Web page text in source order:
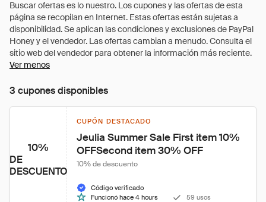
Ver menos
3 cupones disponibles
10%
DE
DESCUENTO
CUPÓN DESTACADO
Jeulia Summer Sale First item 10%
OFFSecond item 30% OFF
10% de descuento
Código verificado
Funcionó hace 4 hours
59 usos